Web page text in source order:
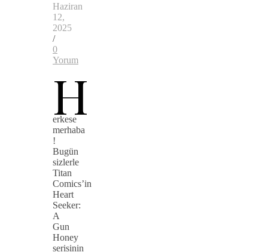
Haziran
12,
2025
/
0
Yorum
H
erkese
merhaba
!
Bugün
sizlerle
Titan
Comics’in
Heart
Seeker:
A
Gun
Honey
serisinin